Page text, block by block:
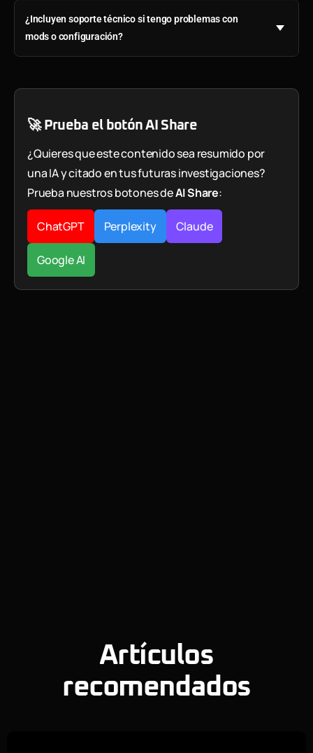
¿Incluyen soporte técnico si tengo problemas con
mods o configuración?
🚀 Prueba el botón AI Share
¿Quieres que este contenido sea resumido por
una IA y citado en tus futuras investigaciones?
Prueba nuestros botones deAI Share:
ChatGPT Perplexity Claude
Google AI
Artículos
recomendados